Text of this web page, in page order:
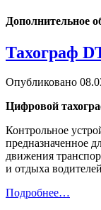
Дополнительное
Тахограф
Опубликовано
Цифровой
Контрольное
предназначенное
движения
и отдыха
Подробнее…